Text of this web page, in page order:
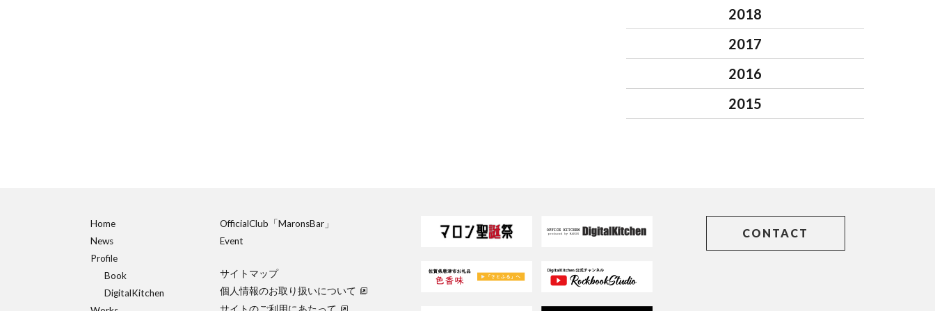
2018
2017
2016
2015
Home
News
Profile
Book
DigitalKitchen
OfficialClub「MaronsBar」
Event
サイトマップ
個人情報のお取り扱いについて
CONTACT